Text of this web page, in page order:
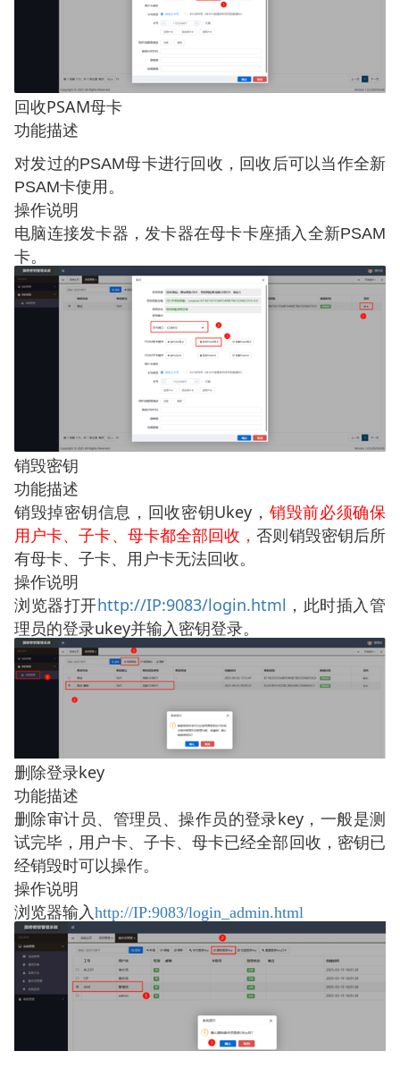
回收PSAM母卡
功能描述
对发过的PSAM母卡进行回收，回收后可以当作全新
PSAM卡使用。
操作说明
电脑连接发卡器，发卡器在母卡卡座插入全新PSAM
卡。
销毁密钥
功能描述
销毁掉密钥信息，回收密钥Ukey ， 销毁前必须确保
用户卡、子卡、母卡都全部回收，否则销毁密钥后所
有母卡、子卡、用户卡无法回收。
操作说明
浏览器打开http://IP:9083/login.html ，此时插入管
理员的登录ukey并输入密钥登录。
删除登录key
功能描述
删除审计员、管理员、操作员的登录key，一般是测
试完毕，用户卡、子卡、母卡已经全部回收，密钥已
经销毁时可以操作。
操作说明
浏览器输入http://IP:9083/login_admin.html